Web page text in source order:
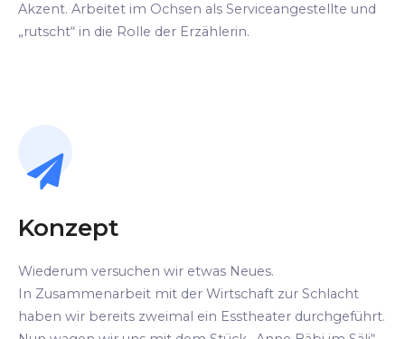
Akzent. Arbeitet im Ochsen als Serviceangestellte und
„rutscht“ in die Rolle der Erzählerin.
Konzept
Wiederum versuchen wir etwas Neues.
In Zusammenarbeit mit der Wirtschaft zur Schlacht
haben wir bereits zweimal ein Esstheater durchgeführt.